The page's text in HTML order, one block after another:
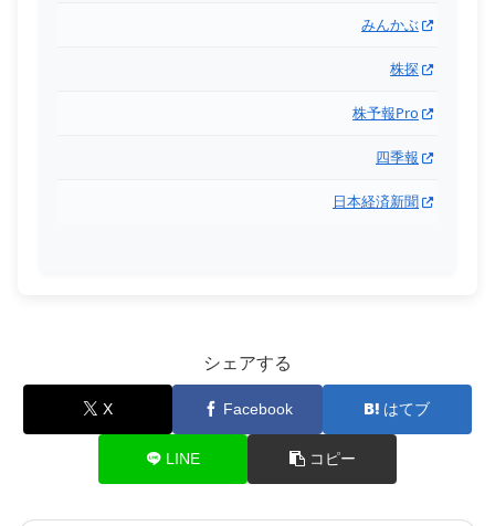
みんかぶ
株探
株予報Pro
四季報
日本経済新聞
シェアする
X Facebook はてブ
LINE コピー